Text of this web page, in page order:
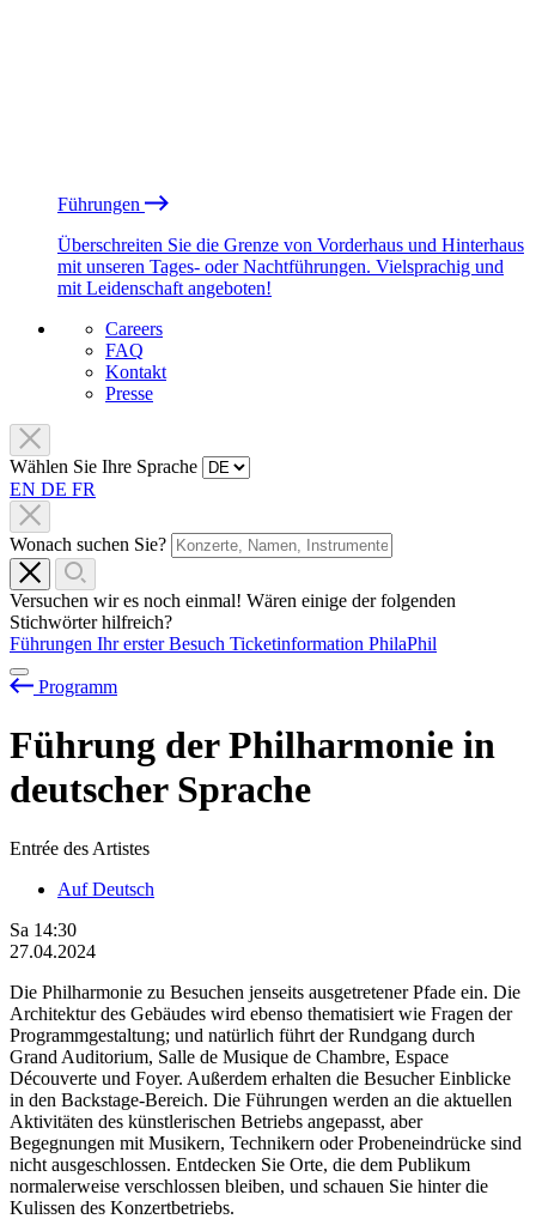
Führungen
Überschreiten Sie die Grenze von Vorderhaus und Hinterhaus
mit unseren Tages- oder Nachtführungen. Vielsprachig und
mit Leidenschaft angeboten!
Careers
FAQ
Kontakt
Presse
Wählen Sie Ihre Sprache
EN DE FR
Wonach suchen Sie?
Versuchen wir es noch einmal! Wären einige der folgenden
Stichwörter hilfreich?
Führungen Ihr erster Besuch Ticketinformation PhilaPhil
Programm
Führung der Philharmonie in
deutscher Sprache
Entrée des Artistes
Auf Deutsch
Sa 14:30
27.04.2024
Die Philharmonie zu Besuchen jenseits ausgetretener Pfade ein. Die
Architektur des Gebäudes wird ebenso thematisiert wie Fragen der
Programmgestaltung; und natürlich führt der Rundgang durch
Grand Auditorium, Salle de Musique de Chambre, Espace
Découverte und Foyer. Außerdem erhalten die Besucher Einblicke
in den Backstage-Bereich. Die Führungen werden an die aktuellen
Aktivitäten des künstlerischen Betriebs angepasst, aber
Begegnungen mit Musikern, Technikern oder Probeneindrücke sind
nicht ausgeschlossen. Entdecken Sie Orte, die dem Publikum
normalerweise verschlossen bleiben, und schauen Sie hinter die
Kulissen des Konzertbetriebs.